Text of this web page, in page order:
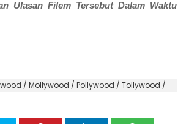
Ulasan Filem Tersebut Dalam Waktu
/ Mollywood / Pollywood / Tollywood /